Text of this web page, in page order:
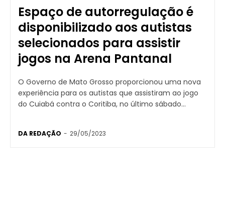
Espaço de autorregulação é
disponibilizado aos autistas
selecionados para assistir
jogos na Arena Pantanal
​O Governo de Mato Grosso proporcionou uma nova
experiência para os autistas que assistiram ao jogo
do Cuiabá contra o Coritiba, no último sábado...
DA REDAÇÃO - 29/05/2023